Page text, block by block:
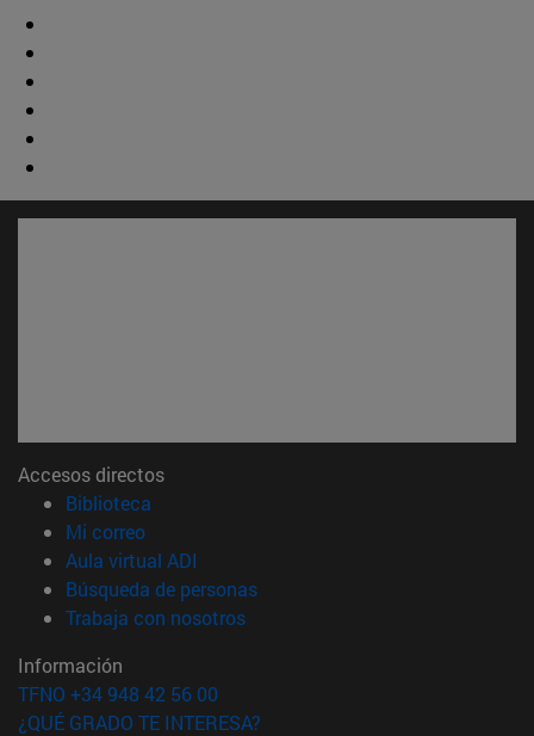
Accesos directos
Biblioteca
Mi correo(abre en nueva ventana)
Aula virtual ADI
Búsqueda de personas(abre en nueva ventana)
Trabaja con nosotros(abre en nueva ventana)
Información
TFNO +34 948 42 56 00
¿QUÉ GRADO TE INTERESA?